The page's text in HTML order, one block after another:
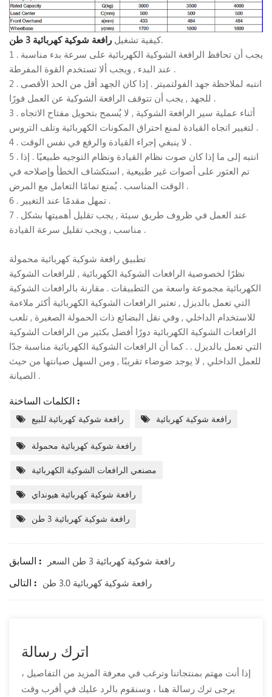
كيفية تشغيل رافعة شوكية كهربائية 3 طن
.
1 . يجب أن تحافظ الرافعة الشوكية الكهربائية على سرعة بدء مناسبة
عند البدء , ويجب ألا تستخدم القوة المفرطة .
2 . انتبه لملاحظة جهد الفولتميتر . إذا كان الجهد أقل من الحد الأقصى
للجهد , يجب أن تتوقف الرافعة الشوكية عن العمل فورًا .
3 . أثناء عملية سير الرافعة الشوكية , لا يُسمح بتحويل مفتاح الاتجاه
لتغيير اتجاه القيادة لمنع احتراق المكونات الكهربائية وتلف التروس .
4 . لا ينبغي إجراء القيادة والرفع في نفس الوقت .
5 . انتبه إلى ما إذا كان صوت نظام القيادة ونظام التوجيه طبيعيًا . إذا
تم العثور على أصوات غير طبيعية , استكشاف الخطأ وإصلاحه في
الوقت المناسب . يُمنع تمامًا التعامل مع المرض .
6 . تمهل مقدمًا عند التغيير .
7 . عند العمل في ظروف طريق سيئة , يجب تقليل أهميتها بشكل
مناسب , ويجب تقليل سرعة القيادة .
تطبيق رافعة شوكية كهربائية محمولة
نظرًا لخصوصية الرافعات الشوكية الكهربائية , للرافعات الشوكية
الكهربائية مجموعة واسعة من التطبيقات . مقارنة بالرافعات الشوكية
التي تعمل بالديزل , تعتبر الرافعات الشوكية الكهربائية أكثر ملاءمة
للاستخدام الداخلي , وفي نقل البضائع ذات الحمولة الصغيرة , تلعب
الرافعات الشوكية الكهربائية دورًا أفضل بكثير من الرافعات الشوكية
التي تعمل بالديزل . . كما أن الرافعات الشوكية الكهربائية مناسبة جدًا
للعمل الداخلي , لا يوجد ضوضاء تقريبًا , ومن السهل صيانتها من حيث
الصيانة .
الكلمات الساخنة :
رافعة شوكية كهربائية للبيع رافعة شوكية كهربائية
رافعة شوكية كهربائية محمولة
مصنعي الرافعات الشوكية الكهربائية
رافعة شوكية كهربائية هيونداي
رافعة شوكية كهربائية 3 طن
السابق : رافعة شوكية كهربائية 3 طن السعر
التالى : رافعة شوكية كهربائية 3.0 طن
اترك رسالة
إذا أنت مهتم بمنتجاتنا وترغب في معرفة المزيد من التفاصيل ،
يرجى ترك رسالة هنا ، وسنقوم بالرد عليك في أقرب وقت